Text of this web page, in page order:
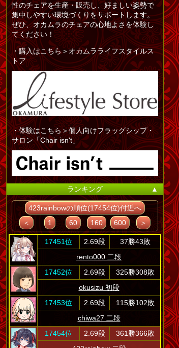
性のチェアを生産・販売し、好ましい姿勢で
集中しやすい環境づくりをサポートします。
ぜひ、オカムラのチェアの心地よさを体験し
てください！
・購入はこちら＞オカムラライフスタイルス
トア
・体験はこちら＞個人向けフラッグシップ・
サロン「Chair isn't」
ランキング ▲
423rainbowの順位(17454位)付近へ
＜
1 60 160 600 ＞
17451位 2.69段
37勝43敗
rento000 二段
17452位
2.69段
325勝308敗
okusizu 初段
17453位
2.69段
115勝102敗
chiwa27 二段
17454位
2.69段
361勝366敗